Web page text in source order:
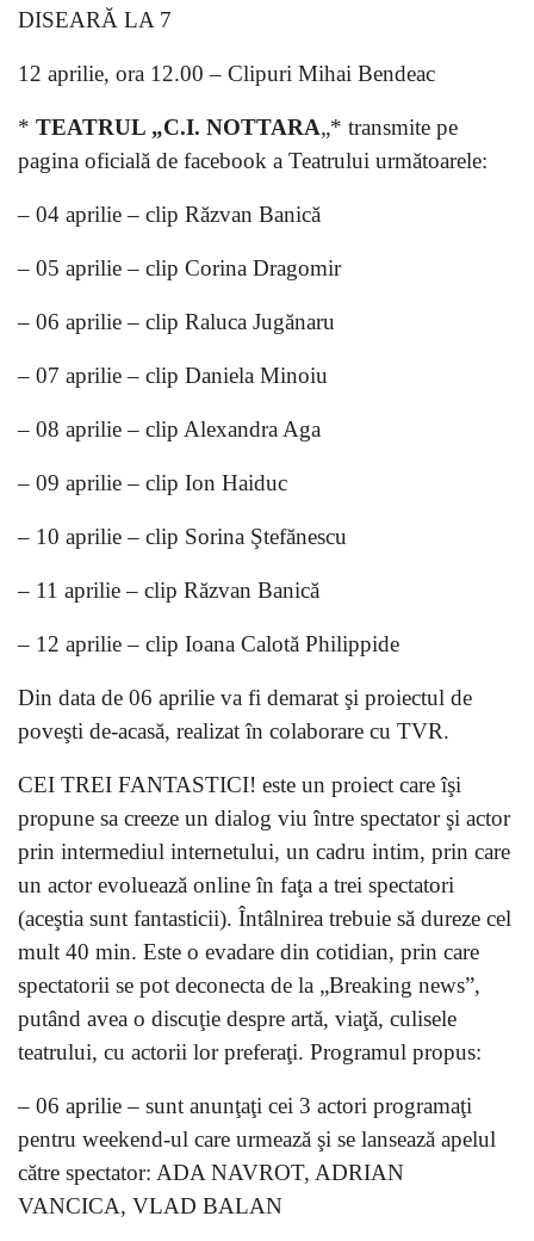
DISEARĂ LA 7
12 aprilie, ora 12.00 – Clipuri Mihai Bendeac
* TEATRUL „C.I. NOTTARA„* transmite pe
pagina oficială de facebook a Teatrului următoarele:
– 04 aprilie – clip Răzvan Banică
– 05 aprilie – clip Corina Dragomir
– 06 aprilie – clip Raluca Jugănaru
– 07 aprilie – clip Daniela Minoiu
– 08 aprilie – clip Alexandra Aga
– 09 aprilie – clip Ion Haiduc
– 10 aprilie – clip Sorina Ştefănescu
– 11 aprilie – clip Răzvan Banică
– 12 aprilie – clip Ioana Calotă Philippide
Din data de 06 aprilie va fi demarat şi proiectul de
poveşti de-acasă, realizat în colaborare cu TVR.
CEI TREI FANTASTICI! este un proiect care îşi
propune sa creeze un dialog viu între spectator şi actor
prin intermediul internetului, un cadru intim, prin care
un actor evoluează online în faţa a trei spectatori
(aceştia sunt fantasticii). Întâlnirea trebuie să dureze cel
mult 40 min. Este o evadare din cotidian, prin care
spectatorii se pot deconecta de la „Breaking news”,
putând avea o discuţie despre artă, viaţă, culisele
teatrului, cu actorii lor preferaţi. Programul propus:
– 06 aprilie – sunt anunţaţi cei 3 actori programaţi
pentru weekend-ul care urmează şi se lansează apelul
către spectator: ADA NAVROT, ADRIAN
VANCICA, VLAD BALAN